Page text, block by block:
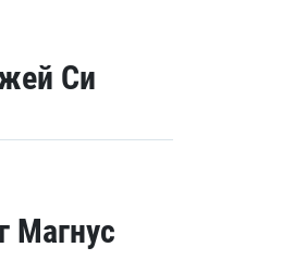
Си
Магнус